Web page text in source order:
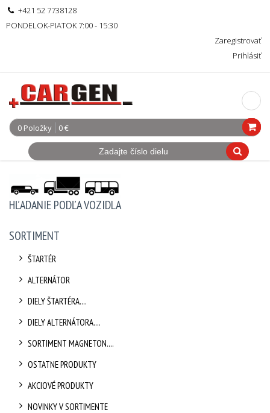
+421 52 7738128
PONDELOK-PIATOK 7:00 - 15:30
Zaregistrovať
Prihlásiť
0 Položky 0 €
HĽADANIE PODĽA VOZIDLA
SORTIMENT
ŠTARTÉR
ALTERNÁTOR
DIELY ŠTARTÉRA....
DIELY ALTERNÁTORA....
SORTIMENT MAGNETON....
OSTATNE PRODUKTY
AKCIOVÉ PRODUKTY
NOVINKY V SORTIMENTE